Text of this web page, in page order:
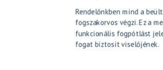
Rendelőnkben mind a
fogszakorvos végzi. Ez a
funkcionális fogpótlást
fogat biztosít viselőjének.